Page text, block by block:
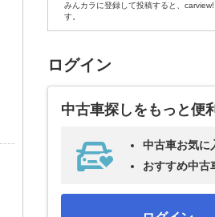
みんカラに登録して投稿すると、
す。
ログイン
中古車探しをもっと便
中古車お気に
おすすめ中古